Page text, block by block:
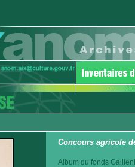
Concours agricole
Album du fonds